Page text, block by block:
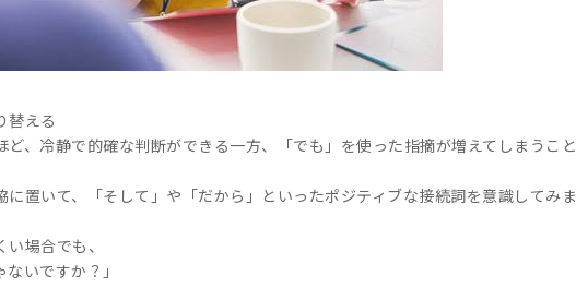
替える
、冷静で的確な判断ができる一方、「でも」を使った指摘が増えてしまうこと
置いて、「そして」や「だから」といったポジティブな接続詞を意識してみま
場合でも、
いですか？」